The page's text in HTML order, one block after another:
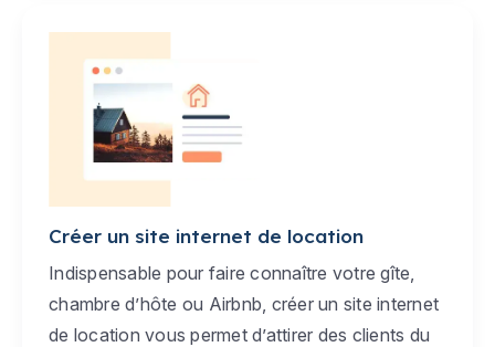
Créer un site internet de location
Indispensable pour faire connaître votre gîte,
chambre d’hôte ou Airbnb, créer un site internet
de location vous permet d’attirer des clients du